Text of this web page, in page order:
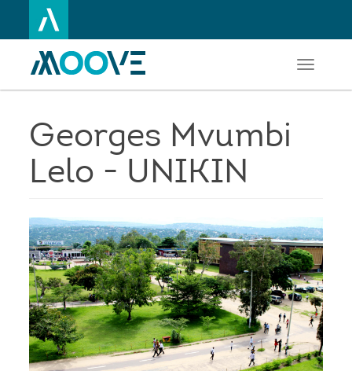
au
principal
Toggle
Georges Mvumbi
Lelo - UNIKIN